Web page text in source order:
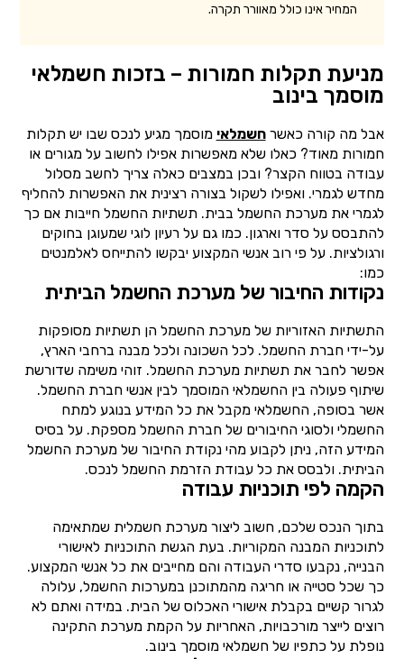
המחיר אינו כולל מאוורר תקרה.
מניעת תקלות חמורות – בזכות חשמלאי
מוסמך בינוב
אבל מה קורה כאשרחשמלאי מוסמך מגיע לנכס שבו יש תקלות
חמורות מאוד? כאלו שלא מאפשרות אפילו לחשוב על מגורים או
עבודה בטווח הקצר? ובכן במצבים כאלה צריך לחשב מסלול
מחדש לגמרי. ואפילו לשקול בצורה רצינית את האפשרות להחליף
לגמרי את מערכת החשמל בבית. תשתיות החשמל חייבות אם כך
להתבסס על סדר וארגון. כמו גם על רעיון לוגי שמעוגן בחוקים
ורגולציות. על פי רוב אנשי המקצוע יבקשו להתייחס לאלמנטים
כמו:
נקודות החיבור של מערכת החשמל הביתית
התשתיות האזוריות של מערכת החשמל הן תשתיות מסופקות
על-ידי חברת החשמל. לכל השכונה ולכל מבנה ברחבי הארץ,
אפשר לחבר את תשתיות מערכת החשמל. זוהי משימה שדורשת
שיתוף פעולה בין החשמלאי המוסמך לבין אנשי חברת החשמל.
אשר בסופה, החשמלאי מקבל את כל המידע בנוגע למתח
החשמלי ולסוגי החיבורים של חברת החשמל מספקת. על בסיס
המידע הזה, ניתן לקבוע מהי נקודת החיבור של מערכת החשמל
הביתית. ולבסס את כל עבודת הזרמת החשמל לנכס.
הקמה לפי תוכניות עבודה
בתוך הנכס שלכם, חשוב ליצור מערכת חשמלית שמתאימה
לתוכניות המבנה המקוריות. בעת הגשת התוכניות לאישורי
הבנייה, נקבעו סדרי העבודה והם מחייבים את כל אנשי המקצוע.
כך שכל סטייה או חריגה מהמתוכנן במערכות החשמל, עלולה
לגרור קשיים בקבלת אישורי האכלוס של הבית. במידה ואתם לא
רוצים לייצר מורכבויות, האחריות על הקמת מערכת התקינה
נופלת על כתפיו של חשמלאי מוסמך בינוב.